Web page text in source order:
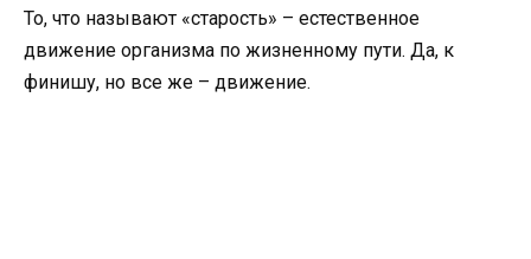
То, что называют «старость» – естественное
движение организма по жизненному пути. Да, к
финишу, но все же – движение.